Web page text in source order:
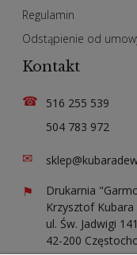
Regulamin
Odstąpienie od
Kontakt
☎
516 255 539
504 783 972
✉
⚑
Drukarnia
Krzysztof Kubara
ul. Św. Jadwigi 141
42-200